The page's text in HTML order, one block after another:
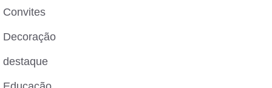
Convites
Decoração
destaque